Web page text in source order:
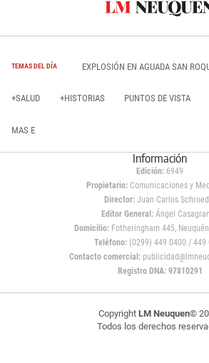
TEMAS DEL DÍA EXPLOSIÓN EN AGUADA SAN
+SALUD +HISTORIAS PUNTOS DE VISTA
MAS E
Información
Edición: 6949
Propietario:Comunicaciones y
Director: Juan Carlos
Editor General:Ángel
Domicilio:Fotheringham 445,
Teléfono: (0299) 449 0400 / 449
Contacto comercial:
Registro DNA: 97810291
Copyright LM Neuquen©
Todos los derechos